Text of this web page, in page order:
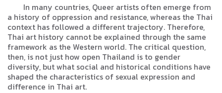
In many countries, Queer artists often emerge from
a history of oppression and resistance, whereas the Thai
context has followed a different trajectory. Therefore,
Thai art history cannot be explained through the same
framework as the Western world. The critical question,
then, is not just how open Thailand is to gender
diversity, but what social and historical conditions have
shaped the characteristics of sexual expression and
difference in Thai art.